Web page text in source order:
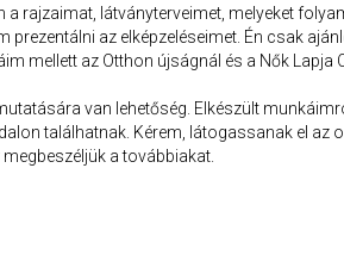
a rajzaimat, látványterveimet, melyeket
prezentálni az elképzeléseimet. Én csak
mellett az Otthon újságnál és a Nők Lapja
van lehetőség. Elkészült
találhatnak. Kérem, látogassanak el az
a továbbiakat.